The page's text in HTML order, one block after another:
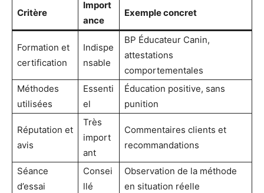
Critère
Import
ance
Exemple concret
Formation et
certification
Indispe
nsable
BP Éducateur Canin,
attestations
comportementales
Méthodes
utilisées
Essenti
el
Éducation positive, sans
punition
Réputation et
avis
Très
import
ant
Commentaires clients et
recommandations
Séance
d’essai
Consei
llé
Observation de la méthode
en situation réelle